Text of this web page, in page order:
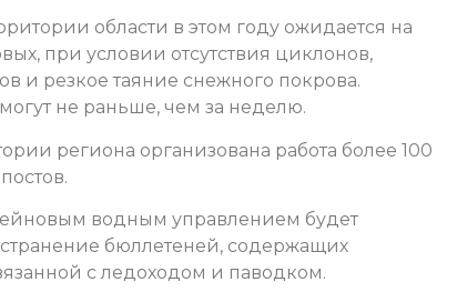
области в этом году ожидается на
при условии отсутствия циклонов,
и резкое таяние снежного покрова.
не раньше, чем за неделю.
региона организована работа более 100
водным управлением будет
бюллетеней, содержащих
с ледоходом и паводком.